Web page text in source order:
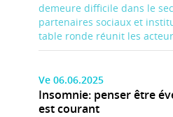
demeure difficile dans le
partenaires sociaux et
table ronde réunit les
Ve 06.06.2025
Insomnie: penser être
est courant